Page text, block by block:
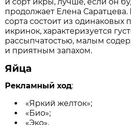
продолжает Елена
сорта состоит из одинаковых
икринок, характеризуется
рассыпчатостью, малым
и приятным запахом.
Яйца
Рекламный ход:
«Яркий желток»;
«Био»;
«Эко».